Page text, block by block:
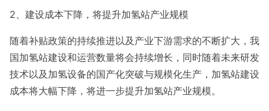
2、建设成本下降，将提升加氢站产业规模
随着补贴政策的持续推进以及产业下游需求的不断扩大，我
国加氢站建设和运营数量将会持续增长，同时随着未来研发
技术以及加氢设备的国产化突破与规模化生产，加氢站建设
成本将大幅下降，将进一步提升加氢站产业规模。